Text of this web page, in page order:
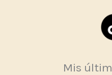
Mis